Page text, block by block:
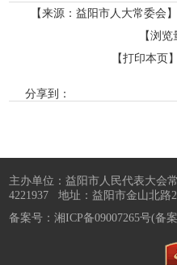
【来源：益阳市人大常委会】
【浏览
【打印本页】
分享到：
主办单位：益阳市人民代表大会
4221937 地址：益阳市金山北路
备案号：湘ICP备09007265号(备